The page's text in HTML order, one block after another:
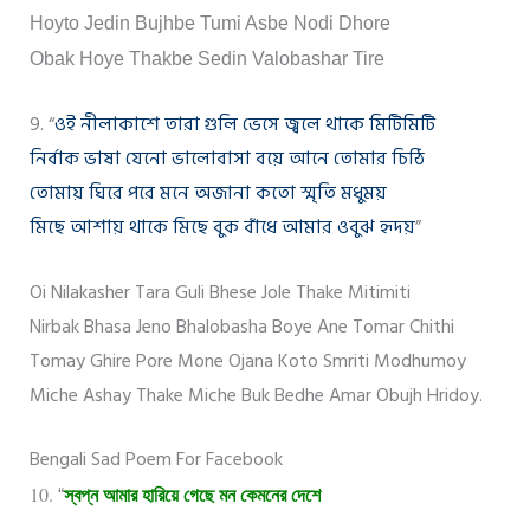
Hoyto Jedin Bujhbe Tumi Asbe Nodi Dhore
Obak Hoye Thakbe Sedin Valobashar Tire
9. “ওই নীলাকাশে তারা গুলি ভেসে জ্বলে থাকে মিটিমিটি
নির্বাক ভাষা যেনো ভালোবাসা বয়ে আনে তোমার চিঠি
তোমায় ঘিরে পরে মনে অজানা কতো স্মৃতি মধুময়
মিছে আশায় থাকে মিছে বুক বাঁধে আমার ওবুঝ হৃদয়”
Oi Nilakasher Tara Guli Bhese Jole Thake Mitimiti
Nirbak Bhasa Jeno Bhalobasha Boye Ane Tomar Chithi
Tomay Ghire Pore Mone Ojana Koto Smriti Modhumoy
Miche Ashay Thake Miche Buk Bedhe Amar Obujh Hridoy.
Bengali Sad Poem For Facebook
10. “স্বপ্ন আমার হারিয়ে গেছে মন কেমনের দেশে